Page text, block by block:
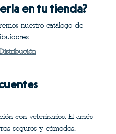
en tu tienda?
nuestro catálogo de
con veterinarios. El arnés
seguros y cómodos.